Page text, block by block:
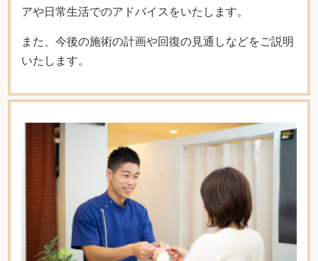
アや日常生活でのアドバイスをいたします。
また、今後の施術の計画や回復の見通しなどをご説明
いたします。